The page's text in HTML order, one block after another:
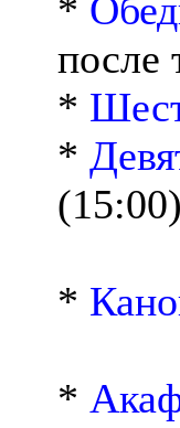
*
после
*
*
(15:00)
*
*